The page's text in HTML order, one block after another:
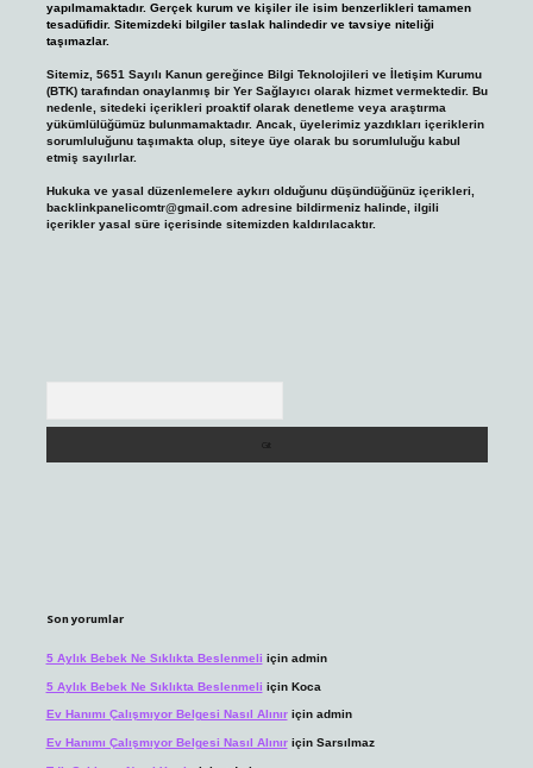
yapılmamaktadır. Gerçek kurum ve kişiler ile isim benzerlikleri tamamen
tesadüfidir. Sitemizdeki bilgiler taslak halindedir ve tavsiye niteliği
taşımazlar.
Sitemiz, 5651 Sayılı Kanun gereğince Bilgi Teknolojileri ve İletişim Kurumu
(BTK) tarafından onaylanmış bir Yer Sağlayıcı olarak hizmet vermektedir. Bu
nedenle, sitedeki içerikleri proaktif olarak denetleme veya araştırma
yükümlülüğümüz bulunmamaktadır. Ancak, üyelerimiz yazdıkları içeriklerin
sorumluluğunu taşımakta olup, siteye üye olarak bu sorumluluğu kabul
etmiş sayılırlar.
Hukuka ve yasal düzenlemelere aykırı olduğunu düşündüğünüz içerikleri,
backlinkpanelicomtr@gmail.comadresine bildirmeniz halinde, ilgili
içerikler yasal süre içerisinde sitemizden kaldırılacaktır.
Son yorumlar
5 Aylık Bebek Ne Sıklıkta Beslenmeli için admin
5 Aylık Bebek Ne Sıklıkta Beslenmeli için Koca
Ev Hanımı Çalışmıyor Belgesi Nasıl Alınıriçin admin
Ev Hanımı Çalışmıyor Belgesi Nasıl Alınıriçin Sarsılmaz